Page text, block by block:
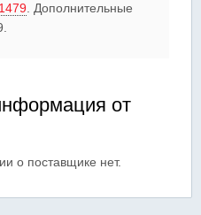
. Дополнительные
от
о поставщике нет.